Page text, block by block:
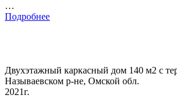
…
Подробнее
Двухэтажный каркасный дом 140 м2 с
Называевском р-не, Омской обл.
2021г.